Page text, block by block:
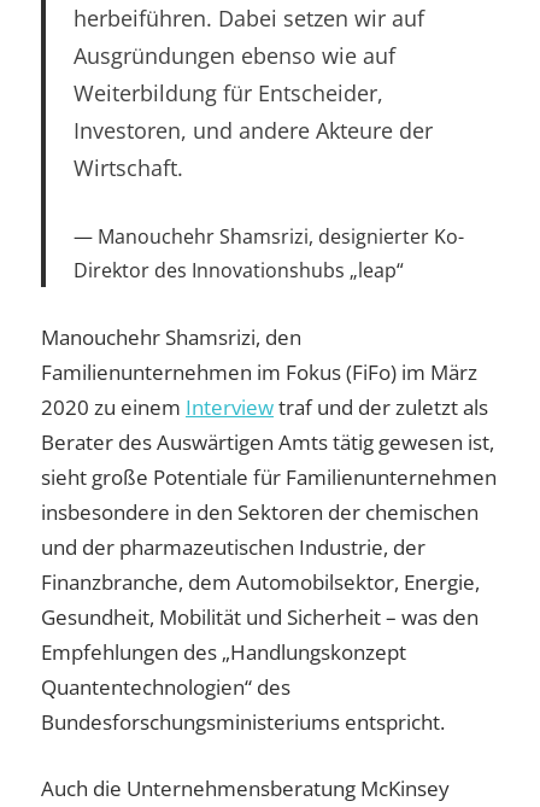
herbeiführen. Dabei setzen wir auf
Ausgründungen ebenso wie auf
Weiterbildung für Entscheider,
Investoren, und andere Akteure der
Wirtschaft.
Manouchehr Shamsrizi, designierter Ko-
Direktor des Innovationshubs „leap“
Manouchehr Shamsrizi, den
Familienunternehmen im Fokus (FiFo) im März
2020 zu einem Interviewtraf und der zuletzt als
Berater des Auswärtigen Amts tätig gewesen ist,
sieht große Potentiale für Familienunternehmen
insbesondere in den Sektoren der chemischen
und der pharmazeutischen Industrie, der
Finanzbranche, dem Automobilsektor, Energie,
Gesundheit, Mobilität und Sicherheit – was den
Empfehlungen des „Handlungskonzept
Quantentechnologien“ des
Bundesforschungsministeriums entspricht.
Auch die Unternehmensberatung McKinsey